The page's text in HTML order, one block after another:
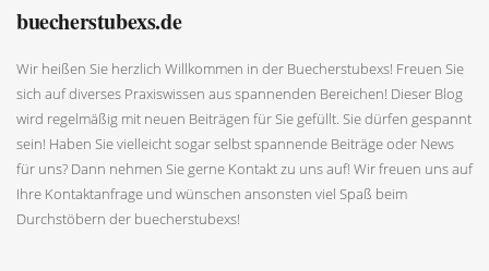
buecherstubexs.de
Wir heißen Sie herzlich Willkommen in der Buecherstubexs! Freuen Sie
sich auf diverses Praxiswissen aus spannenden Bereichen! Dieser Blog
wird regelmäßig mit neuen Beiträgen für Sie gefüllt. Sie dürfen gespannt
sein! Haben Sie vielleicht sogar selbst spannende Beiträge oder News
für uns? Dann nehmen Sie gerne Kontakt zu uns auf! Wir freuen uns auf
Ihre Kontaktanfrage und wünschen ansonsten viel Spaß beim
Durchstöbern der buecherstubexs!